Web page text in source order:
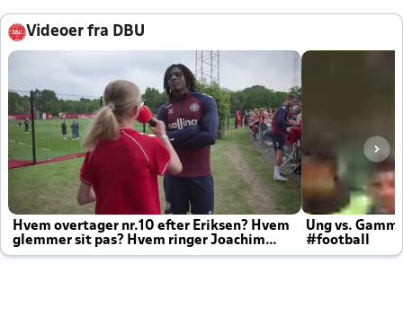
Videoer fra DBU
Hvem overtager nr.10 efter Eriksen? Hvem
glemmer sit pas? Hvem ringer Joachim
altid til efter kampe?
Ung vs.
#football